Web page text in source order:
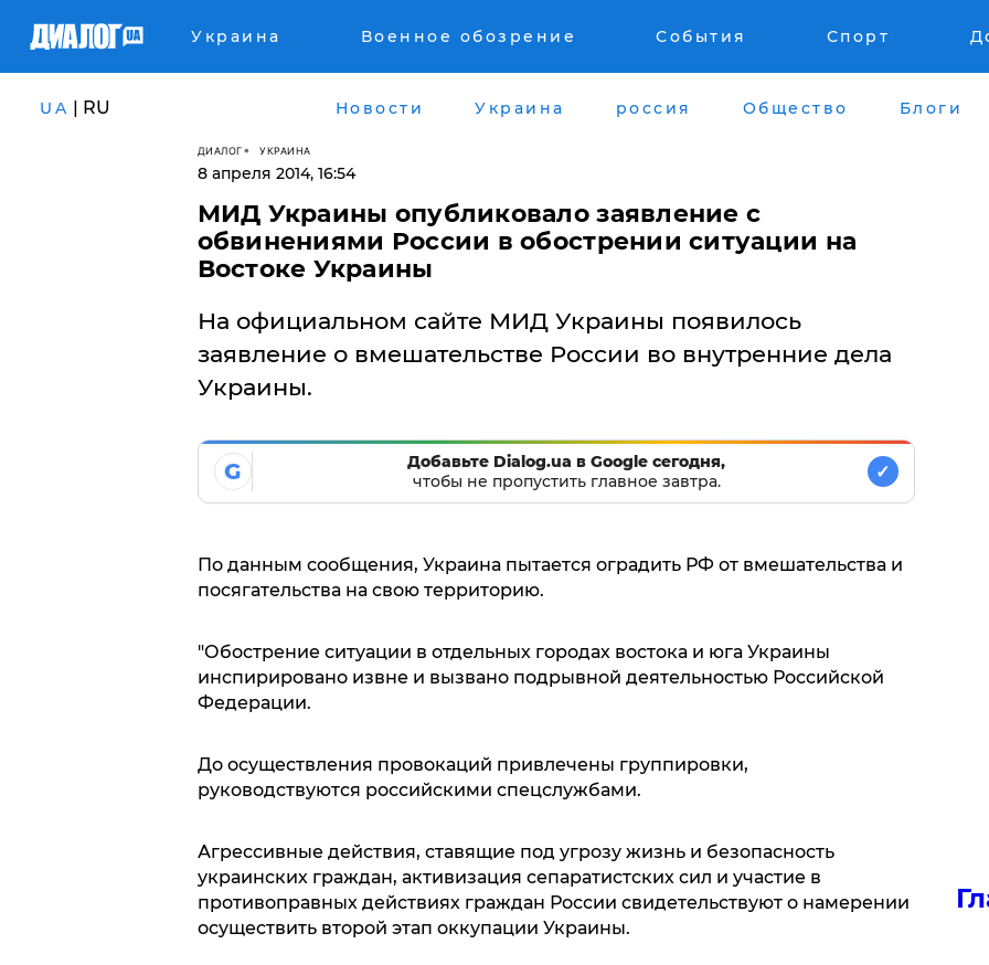
Украина Военное обозрение События Спорт
UA | RU Новости Украина россия Общество Блоги
ДИАЛОГ УКРАИНА
8 апреля 2014, 16:54
МИД Украины опубликовало заявление с
обвинениями России в обострении ситуации на
Востоке Украины
На официальном сайте МИД Украины появилось
заявление о вмешательстве России во внутренние дела
Украины.
G
Добавьте Dialog.ua в Google сегодня,
чтобы не пропустить главное завтра.
✓
По данным сообщения, Украина пытается оградить РФ от вмешательства и
посягательства на свою территорию.
"Обострение ситуации в отдельных городах востока и юга Украины
инспирировано извне и вызвано подрывной деятельностью Российской
Федерации.
До осуществления провокаций привлечены группировки,
руководствуются российскими спецслужбами.
Агрессивные действия, ставящие под угрозу жизнь и безопасность
украинских граждан, активизация сепаратистских сил и участие в
противоправных действиях граждан России свидетельствуют о намерении
осуществить второй этап оккупации Украины.